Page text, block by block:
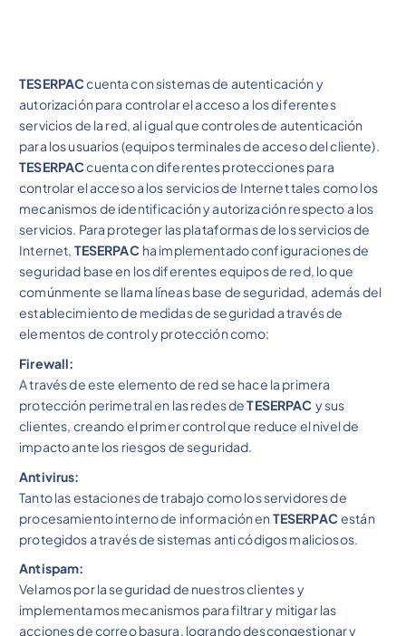
TESERPACcuenta con sistemas de autenticación y
autorización para controlar el acceso a los diferentes
servicios de la red, al igual que controles de autenticación
para los usuarios (equipos terminales de acceso del cliente).
TESERPACcuenta con diferentes protecciones para
controlar el acceso a los servicios de Internet tales como los
mecanismos de identificación y autorización respecto a los
servicios. Para proteger las plataformas de los servicios de
Internet, TESERPAC ha implementado configuraciones de
seguridad base en los diferentes equipos de red, lo que
comúnmente se llama líneas base de seguridad, además del
establecimiento de medidas de seguridad a través de
elementos de control y protección como:
Firewall:
A través de este elemento de red se hace la primera
protección perimetral en las redes deTESERPAC y sus
clientes, creando el primer control que reduce el nivel de
impacto ante los riesgos de seguridad.
Antivirus:
Tanto las estaciones de trabajo como los servidores de
procesamiento interno de información enTESERPACestán
protegidos a través de sistemas anti códigos maliciosos.
Antispam:
Velamos por la seguridad de nuestros clientes y
implementamos mecanismos para filtrar y mitigar las
acciones de correo basura, logrando descongestionar y